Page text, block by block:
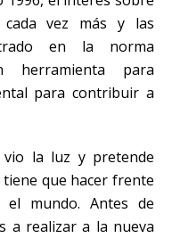
cada vez más y las
en la norma
para
para contribuir a
vio la luz y pretende
que hacer frente
mundo. Antes de
a realizar a la nueva